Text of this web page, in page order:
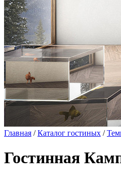
Главная /Каталог гостиных /
Гостинная